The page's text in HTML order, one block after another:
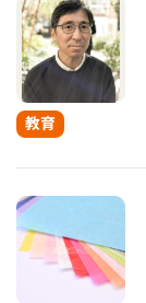
教育